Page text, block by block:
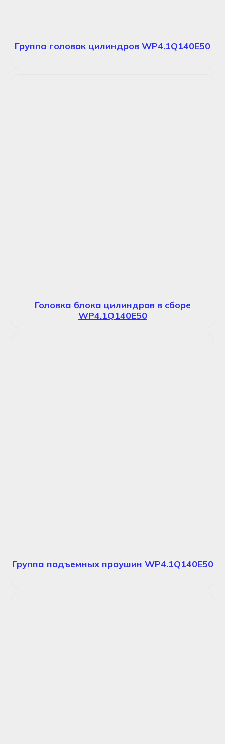
Группа головок цилиндров WP4.1Q140E50
Головка блока цилиндров в сборе
WP4.1Q140E50
Группа подъемных проушин WP4.1Q140E50